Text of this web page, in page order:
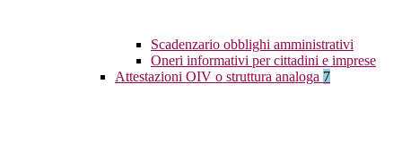
Scadenzario obblighi amministrativi
Oneri informativi per cittadini e imprese
Attestazioni OIV o struttura analoga 7